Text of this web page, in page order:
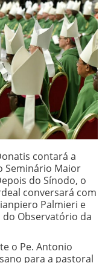
contará a
Seminário Maior
do Sínodo, o
conversará com
Palmieri e
Observatório da
o Pe. Antonio
para a pastoral